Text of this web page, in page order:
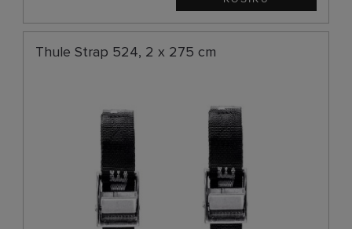
Thule Strap 524, 2 x 275 cm